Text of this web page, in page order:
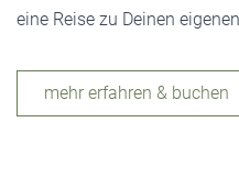
eine Reise zu Deinen
mehr erfahren & buchen